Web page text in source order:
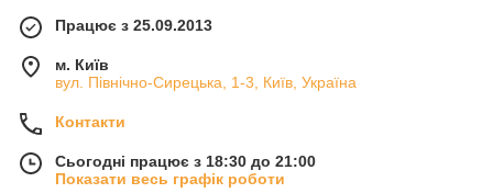
Працює з 25.09.2013
м. Київ
вул. Північно-Сирецька, 1-3, Київ, Україна
Контакти
Сьогодні працює з 18:30 до 21:00
Показати весь графік роботи